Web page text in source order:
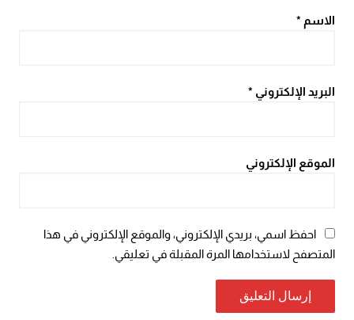
الاسم *
البريد الإلكتروني *
الموقع الإلكتروني
احفظ اسمي، بريدي الإلكتروني، والموقع الإلكتروني في هذا
المتصفح لاستخدامها المرة المقبلة في تعليقي.